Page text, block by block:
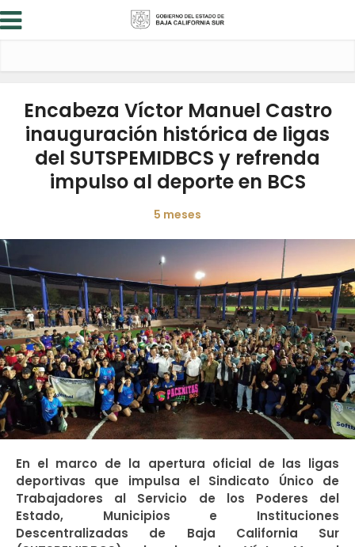
Encabeza Víctor Manuel Castro
inauguración histórica de ligas
del SUTSPEMIDBCS y refrenda
impulso al deporte en BCS
5 meses
En el marco de la apertura oficial de las ligas
deportivas que impulsa el Sindicato Único de
Trabajadores al Servicio de los Poderes del
Estado, Municipios e Instituciones
Descentralizadas de Baja California Sur